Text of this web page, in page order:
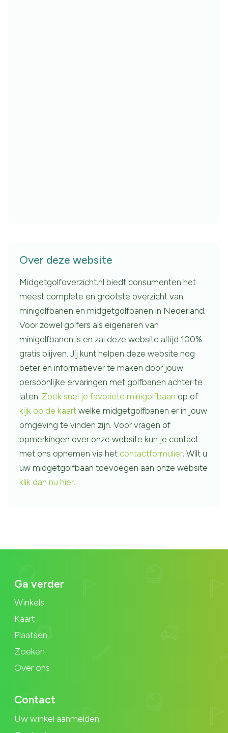
Over deze website
Midgetgolfoverzicht.nl biedt consumenten het
meest complete en grootste overzicht van
minigolfbanen en midgetgolfbanen in Nederland.
Voor zowel golfers als eigenaren van
minigolfbanen is en zal deze website altijd 100%
gratis blijven. Jij kunt helpen deze website nog
beter en informatiever te maken door jouw
persoonlijke ervaringen met golfbanen achter te
laten. Zoek snel je favoriete minigolfbaan op of
kijk op de kaart welke midgetgolfbanen er in jouw
omgeving te vinden zijn. Voor vragen of
opmerkingen over onze website kun je contact
met ons opnemen via het contactformulier. Wilt u
uw midgetgolfbaan toevoegen aan onze website
klik dan nu hier.
Ga verder
Winkels
Kaart
Plaatsen
Zoeken
Over ons
Contact
Uw winkel aanmelden